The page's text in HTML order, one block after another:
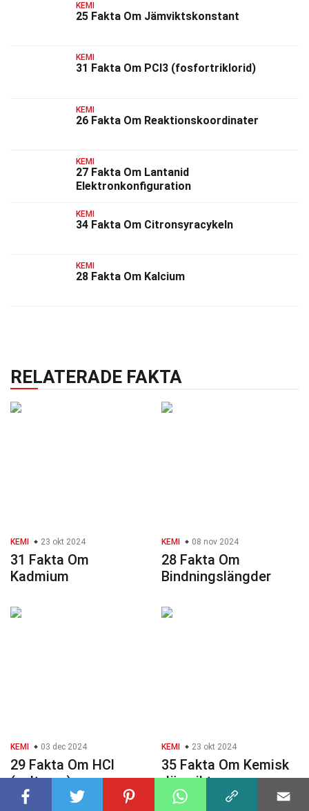
KEMI
25 Fakta Om Jämviktskonstant
KEMI
31 Fakta Om PCl3 (fosfortriklorid)
KEMI
26 Fakta Om Reaktionskoordinater
KEMI
27 Fakta Om Lantanid
Elektronkonfiguration
KEMI
34 Fakta Om Citronsyracykeln
KEMI
28 Fakta Om Kalcium
RELATERADE FAKTA
KEMI 23 okt 2024
31 Fakta Om
Kadmium
KEMI 08 nov 2024
28 Fakta Om
Bindningslängder
KEMI 03 dec 2024
29 Fakta Om HCl
(saltsyra)
KEMI 23 okt 2024
35 Fakta Om Kemisk
Jämvikt